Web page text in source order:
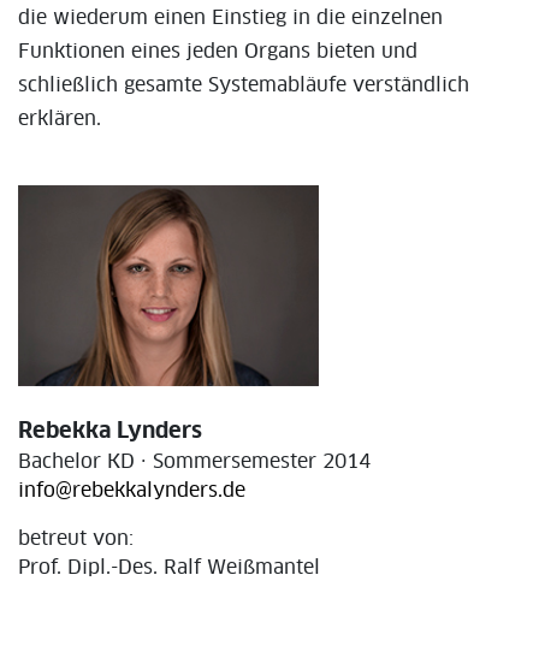
die wiederum einen Einstieg in die einzelnen
Funktionen eines jeden Organs bieten und
schließlich gesamte Systemabläufe verständlich
erklären.
Rebekka Lynders
Bachelor KD · Sommersemester 2014
info@rebekkalynders.de
betreut von:
Prof. Dipl.-Des. Ralf Weißmantel